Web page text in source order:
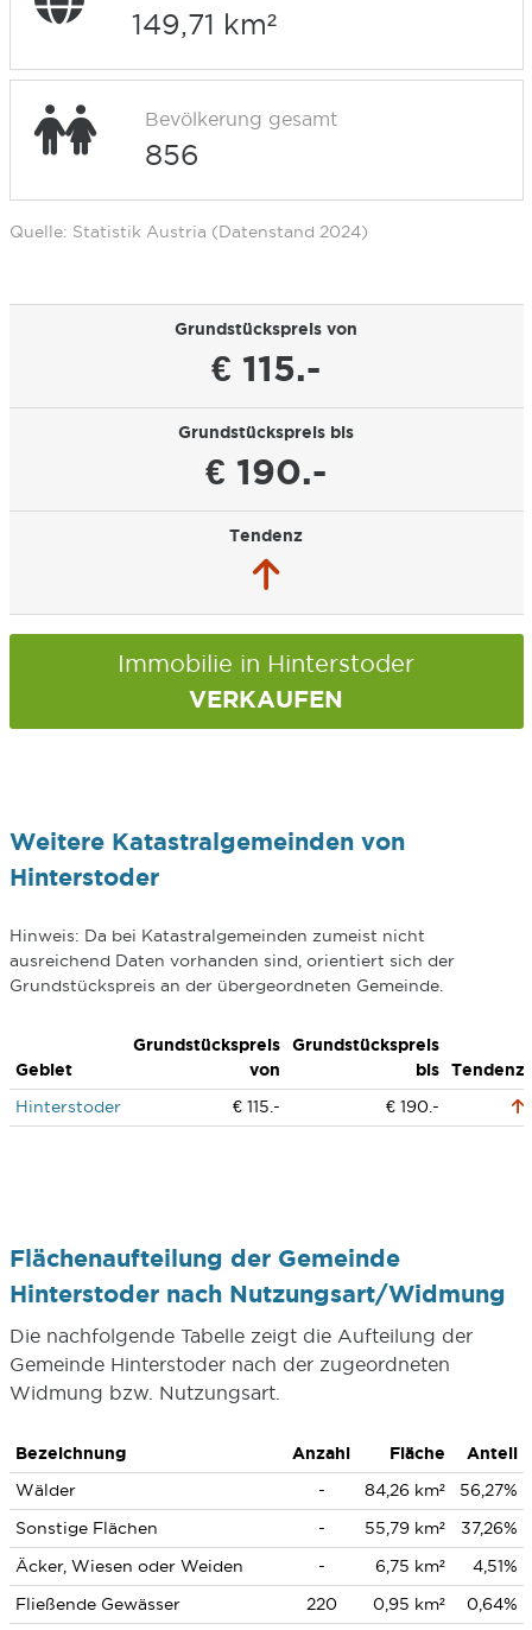
149,71 km²
Bevölkerung gesamt
856
Quelle: Statistik Austria (Datenstand 2024)
Grundstückspreis von
€ 115.-
Grundstückspreis bis
€ 190.-
Tendenz
Immobilie in Hinterstoder
VERKAUFEN
Weitere Katastralgemeinden von
Hinterstoder
Hinweis: Da bei Katastralgemeinden zumeist nicht
ausreichend Daten vorhanden sind, orientiert sich der
Grundstückspreis an der übergeordneten Gemeinde.
Gebiet
Grundstückspreis
von
Grundstückspreis
bis
Tendenz
Hinterstoder
€ 115.- € 190.-
Flächenaufteilung der Gemeinde
Hinterstoder nach Nutzungsart/Widmung
Die nachfolgende Tabelle zeigt die Aufteilung der
Gemeinde Hinterstoder nach der zugeordneten
Widmung bzw. Nutzungsart.
Bezeichnung Anzahl Fläche
Anteil
Wälder
- 84,26 km²
56,27%
Sonstige Flächen
- 55,79 km²
37,26%
Äcker, Wiesen oder Weiden
- 6,75 km²
4,51%
Fließende Gewässer
220 0,95 km² 0,64%